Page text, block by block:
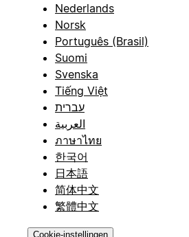
Nederlands
Norsk
Português (Brasil)
Suomi
Svenska
Tiếng Việt
עברית
العربية
ภาษาไทย
한국어
日本語
简体中文
繁體中文
Cookie-instellingen